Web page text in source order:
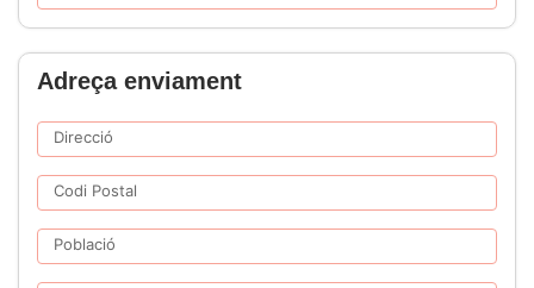
Adreça enviament
Direcció
Codi Postal
Població